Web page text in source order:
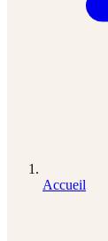
Accueil